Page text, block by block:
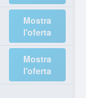
Mostra
l'oferta
Mostra
l'oferta